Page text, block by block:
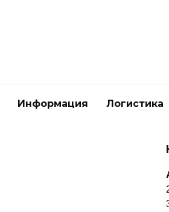
Информация Логистика